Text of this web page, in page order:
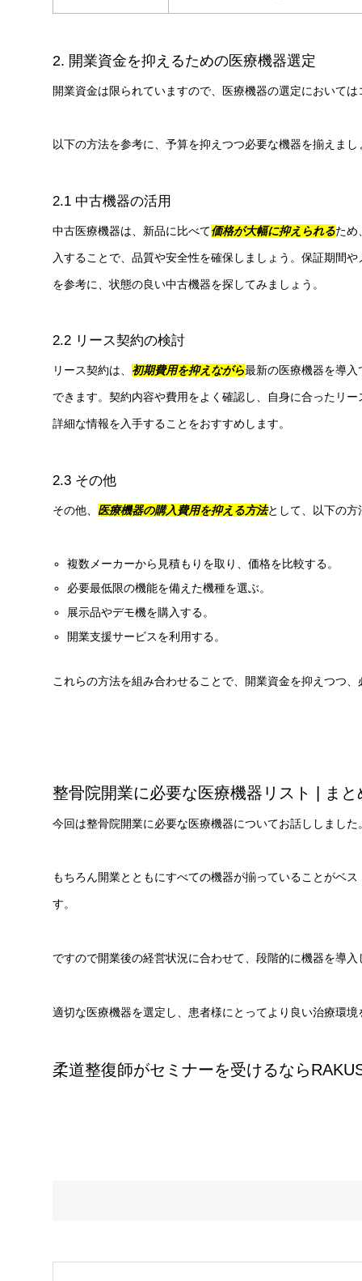
2. 開業資金を抑えるための医療機器選定
開業資金は限られていますので、医療機器の選定において
以下の方法を参考に、予算を抑えつつ必要な機器を揃えまし
2.1 中古機器の活用
中古医療機器は、新品に比べて価格が大幅に抑えられるため
入することで、品質や安全性を確保しましょう。保証期間
を参考に、状態の良い中古機器を探してみましょう。
2.2 リース契約の検討
リース契約は、 初期費用を抑えながら最新の医療機器を導
できます。契約内容や費用をよく確認し、自身に合ったリ
詳細な情報を入手することをおすすめします。
2.3 その他
その他、 医療機器の購入費用を抑える方法として、以下の方
複数メーカーから見積もりを取り、価格を比較する。
必要最低限の機能を備えた機種を選ぶ。
展示品やデモ機を購入する。
開業支援サービスを利用する。
これらの方法を組み合わせることで、開業資金を抑えつつ
整骨院開業に必要な医療機器リスト | まと
今回は整骨院開業に必要な医療機器についてお話ししました
もちろん開業とともにすべての機器が揃っていることがベ
す。
ですので開業後の経営状況に合わせて、段階的に機器を導
適切な医療機器を選定し、患者様にとってより良い治療環
柔道整復師がセミナーを受けるなら